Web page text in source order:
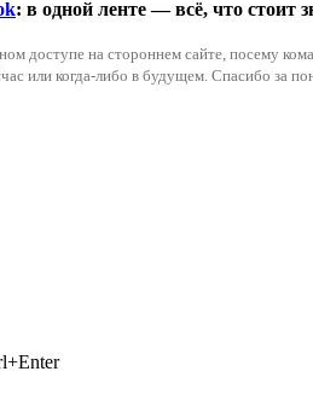
: в одной ленте — всё, что стоит
доступе на стороннем сайте, посему
или когда-либо в будущем. Спасибо за